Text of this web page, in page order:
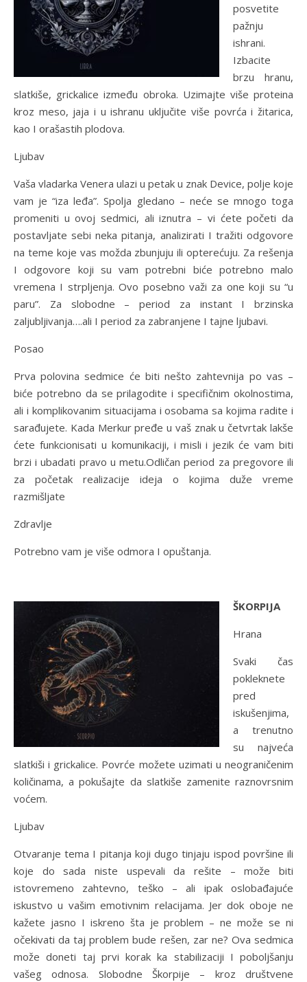
posvetite
pažnju
ishrani.
Izbacite
brzu hranu,
slatkiše, grickalice između obroka. Uzimajte više proteina
kroz meso, jaja i u ishranu uključite više povrća i žitarica,
kao I orašastih plodova.
Ljubav
Vaša vladarka Venera ulazi u petak u znak Device, polje koje
vam je “iza leđa”. Spolja gledano – neće se mnogo toga
promeniti u ovoj sedmici, ali iznutra – vi ćete početi da
postavljate sebi neka pitanja, analizirati I tražiti odgovore
na teme koje vas možda zbunjuju ili opterećuju. Za rešenja
I odgovore koji su vam potrebni biće potrebno malo
vremena I strpljenja. Ovo posebno važi za one koji su “u
paru”. Za slobodne – period za instant I brzinska
zaljubljivanja….ali I period za zabranjene I tajne ljubavi.
Posao
Prva polovina sedmice će biti nešto zahtevnija po vas –
biće potrebno da se prilagodite i specifičnim okolnostima,
ali i komplikovanim situacijama i osobama sa kojima radite i
sarađujete. Kada Merkur pređe u vaš znak u četvrtak lakše
ćete funkcionisati u komunikaciji, i misli i jezik će vam biti
brzi i ubadati pravo u metu.Odličan period za pregovore ili
za početak realizacije ideja o kojima duže vreme
razmišljate
Zdravlje
Potrebno vam je više odmora I opuštanja.
ŠKORPIJA
Hrana
Svaki čas
pokleknete
pred
iskušenjima,
a trenutno
su najveća
slatkiši i grickalice. Povrće možete uzimati u neograničenim
količinama, a pokušajte da slatkiše zamenite raznovrsnim
voćem.
Ljubav
Otvaranje tema I pitanja koji dugo tinjaju ispod površine ili
koje do sada niste uspevali da rešite – može biti
istovremeno zahtevno, teško – ali ipak oslobađajuće
iskustvo u vašim emotivnim relacijama. Jer dok oboje ne
kažete jasno I iskreno šta je problem – ne može se ni
očekivati da taj problem bude rešen, zar ne? Ova sedmica
može doneti taj prvi korak ka stabilizaciji I poboljšanju
vašeg odnosa. Slobodne Škorpije – kroz društvene